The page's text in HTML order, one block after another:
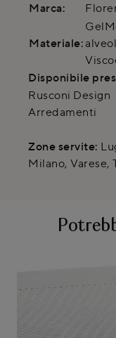
Marca:
Materiale:
Disponibile
Rusconi Design
Arredamenti
Zone servite:
Milano, Varese,